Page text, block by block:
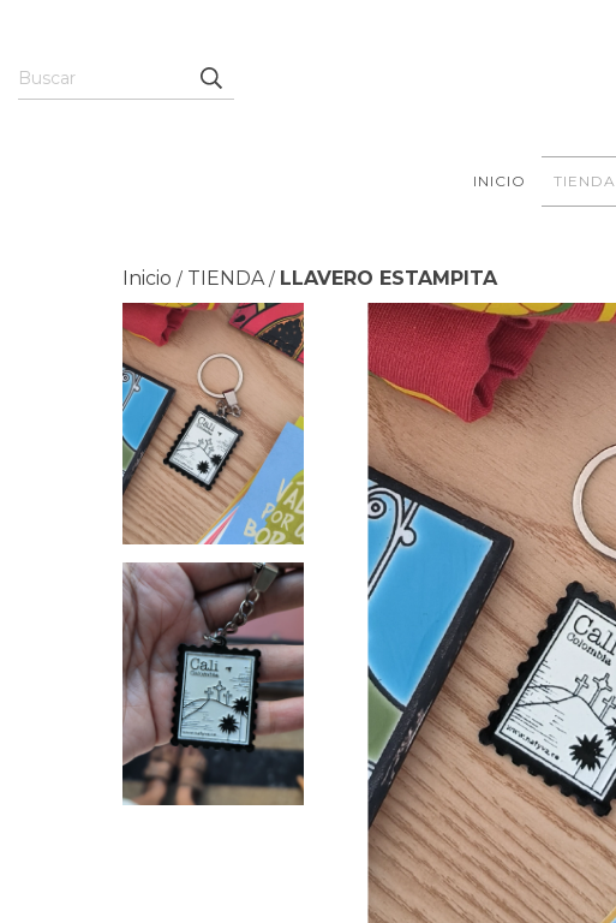
INICIO TIENDA
Inicio / TIENDA / LLAVERO ESTAMPITA